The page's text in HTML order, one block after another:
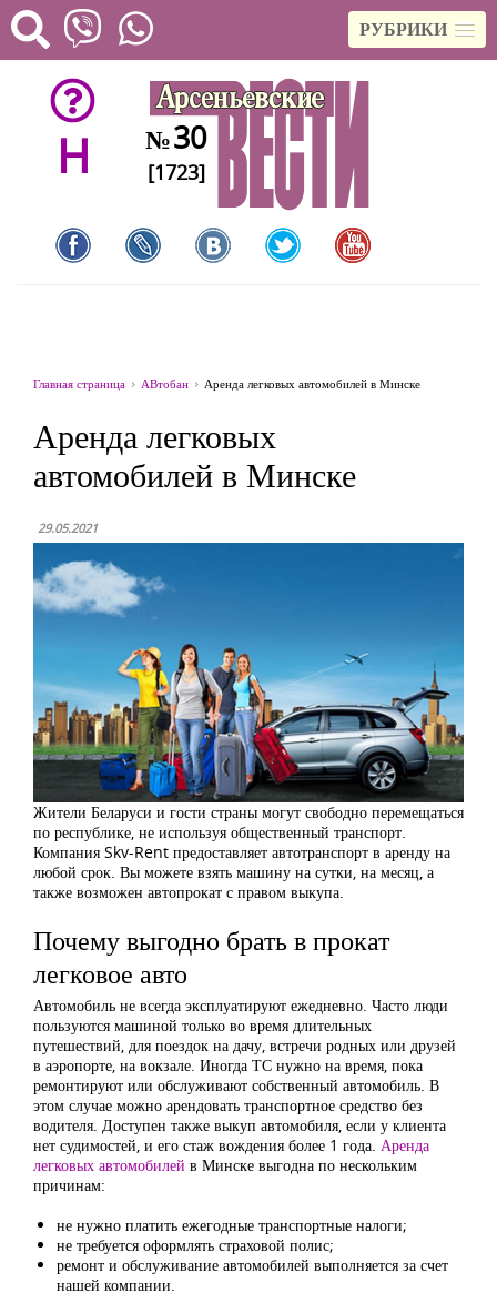
РУБРИКИ
H №30
[1723]
Главная страница АВтобан Аренда легковых автомобилей в Минске
Аренда легковых
автомобилей в Минске
29.05.2021
Жители Беларуси и гости страны могут свободно перемещаться
по республике, не используя общественный транспорт.
Компания Skv-Rent предоставляет автотранспорт в аренду на
любой срок. Вы можете взять машину на сутки, на месяц, а
также возможен автопрокат с правом выкупа.
Почему выгодно брать в прокат
легковое авто
Автомобиль не всегда эксплуатируют ежедневно. Часто люди
пользуются машиной только во время длительных
путешествий, для поездок на дачу, встречи родных или друзей
в аэропорте, на вокзале. Иногда ТС нужно на время, пока
ремонтируют или обслуживают собственный автомобиль. В
этом случае можно арендовать транспортное средство без
водителя. Доступен также выкуп автомобиля, если у клиента
нет судимостей, и его стаж вождения более 1 года. Аренда
легковых автомобилей в Минске выгодна по нескольким
причинам:
не нужно платить ежегодные транспортные налоги;
не требуется оформлять страховой полис;
ремонт и обслуживание автомобилей выполняется за счет
нашей компании.